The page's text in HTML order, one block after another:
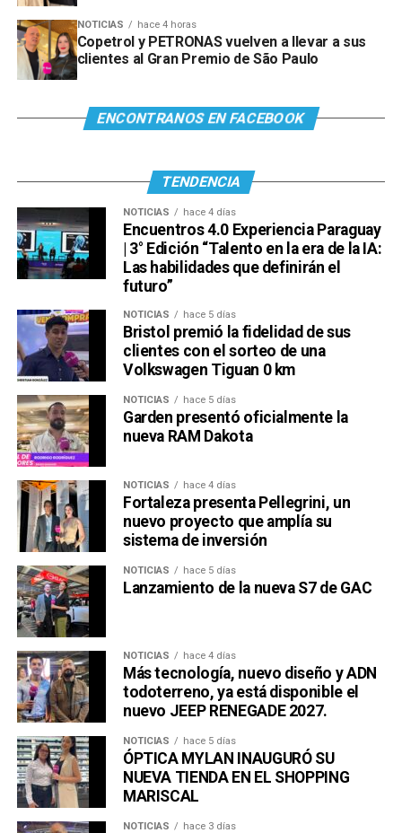
NOTICIAS hace 4 horas
Copetrol y PETRONAS vuelven a llevar a sus
clientes al Gran Premio de São Paulo
ENCONTRANOS EN FACEBOOK
TENDENCIA
NOTICIAS hace 4 días
Encuentros 4.0 Experiencia Paraguay
| 3° Edición “Talento en la era de la IA:
Las habilidades que definirán el
futuro”
NOTICIAS hace 5 días
Bristol premió la fidelidad de sus
clientes con el sorteo de una
Volkswagen Tiguan 0 km
NOTICIAS hace 5 días
Garden presentó oficialmente la
nueva RAM Dakota
NOTICIAS hace 4 días
Fortaleza presenta Pellegrini, un
nuevo proyecto que amplía su
sistema de inversión
NOTICIAS hace 5 días
Lanzamiento de la nueva S7 de GAC
NOTICIAS hace 4 días
Más tecnología, nuevo diseño y ADN
todoterreno, ya está disponible el
nuevo JEEP RENEGADE 2027.
NOTICIAS hace 5 días
ÓPTICA MYLAN INAUGURÓ SU
NUEVA TIENDA EN EL SHOPPING
MARISCAL
NOTICIAS hace 3 días